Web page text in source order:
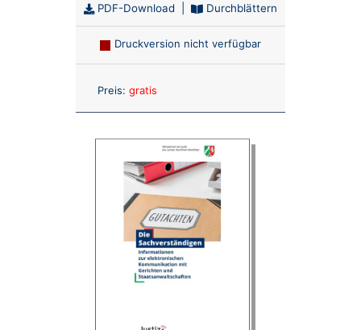
PDF-Download Durchblättern
Druckversion nicht verfügbar
Preis: gratis